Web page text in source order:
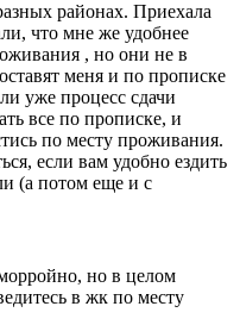
районах. Приехала
что мне же удобнее
, но они не в
меня и по прописке
уже процесс сдачи
все по прописке, и
по месту проживания.
если вам удобно ездить
(а потом еще и с
но в целом
в жк по месту